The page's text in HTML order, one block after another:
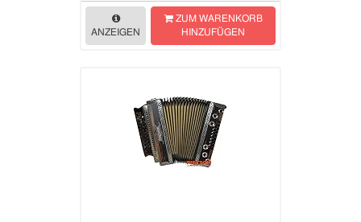
ANZEIGEN
ZUM WARENKORB
HINZUFÜGEN